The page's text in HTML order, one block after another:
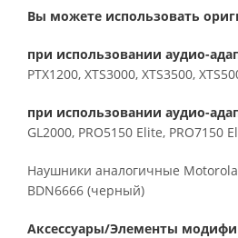
Вы можете использовать
при использовании аудио-
PTX1200, XTS3000, XTS3500,
при использовании аудио-
GL2000, PRO5150 Elite, PRO7150
Наушники аналогичные Motorola
BDN6666 (черный)
Аксессуары/Элементы